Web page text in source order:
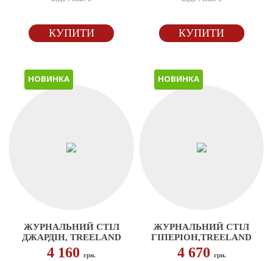
КУПИТИ КУПИТИ
НОВИНКА
ЖУРНАЛЬНИЙ СТІЛ
ДЖАРДІН, TREELAND
4 160грн.
НОВИНКА
ЖУРНАЛЬНИЙ СТІЛ
ГІПЕРІОН,TREELAND
4 670 грн.